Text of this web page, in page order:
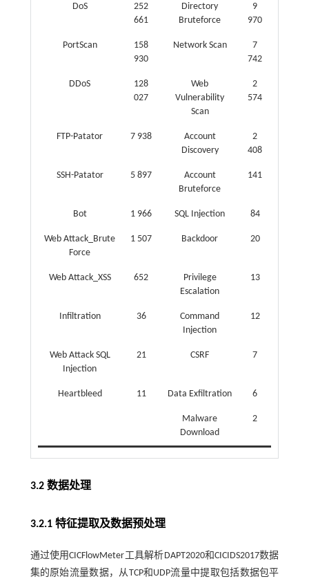
DoS
252
661
Directory
Bruteforce
9
970
PortScan
158
930
Network Scan
7
742
DDoS
128
027
Web
Vulnerability
Scan
2
574
FTP-Patator 7 938
Account
Discovery
2
408
SSH-Patator 5 897
Account
Bruteforce
141
Bot 1 966 SQL Injection 84
Web Attack_Brute
Force
1 507 Backdoor 20
Web Attack_XSS 652
Privilege
Escalation
13
Infiltration 36
Command
Injection
12
Web Attack SQL
Injection
21 CSRF 7
Heartbleed 11 Data Exfiltration 6
Malware
Download
2
3.2 数据处理
3.2.1 特征提取及数据预处理
通过使用CICFlowMeter工具解析DAPT2020和CICIDS2017数据
集的原始流量数据，从TCP和UDP流量中提取包括数据包平